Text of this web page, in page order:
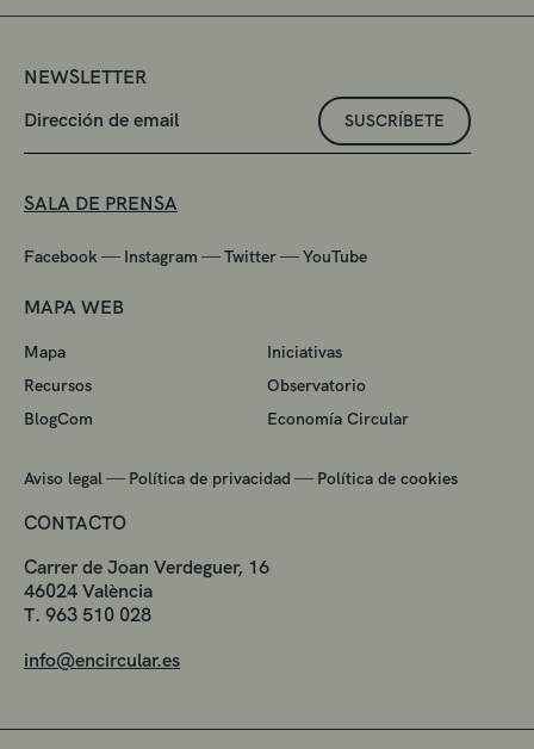
NEWSLETTER
SUSCRÍBETE
SALA DE PRENSA
Facebook — Instagram —Twitter—YouTube
MAPA WEB
Mapa
Iniciativas
Recursos
Observatorio
BlogCom
Economía Circular
Aviso legal — Política de privacidad — Política de cookies
CONTACTO
Carrer de Joan Verdeguer, 16
46024 València
T. 963 510 028
info@encircular.es